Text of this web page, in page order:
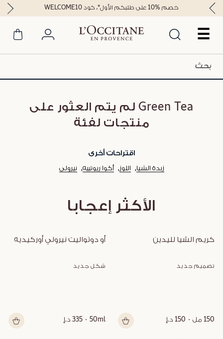
☰
خصم %10 على طلبكم الأول*، كود WELCOME10
Green Tea لم يتم العثور على
منتجات لفئة
اقتراحات أخرى
زبدة الشيا اللوز أكوا ريوتييه نيرولي
الأكثر إعجابا
كريم الشيا لليدين
تصميم جديد
150 مل 150 د.إ
أو دوتواليت نيرولي أوركيديه
شكل جديد
50ml 335 د.إ